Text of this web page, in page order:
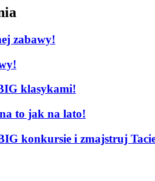
zabawy!
klasykami!
to jak na lato!
konkursie i zmajstruj